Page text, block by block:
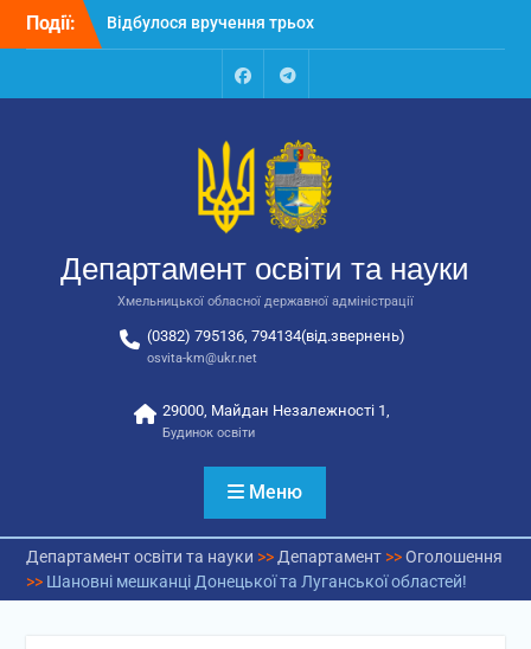
Перейти
Події:
Відбулося вручення трьох
автобусів для потреб
Відбулося засідання
освіти та науки обласної
державної адміністрації
Відбулась обласна
національно-патріотичне
виховання
FacebookTalegram
Департамент освіти та науки
Хмельницької обласної державної адміністрації
(0382) 795136, 794134(від.звернень)
osvita-km@ukr.net
29000, Майдан Незалежності 1,
Будинок освіти
Меню
Департамент освіти та науки >> Департамент>>Оголошення
>> Шановні мешканці Донецької та Луганської областей!